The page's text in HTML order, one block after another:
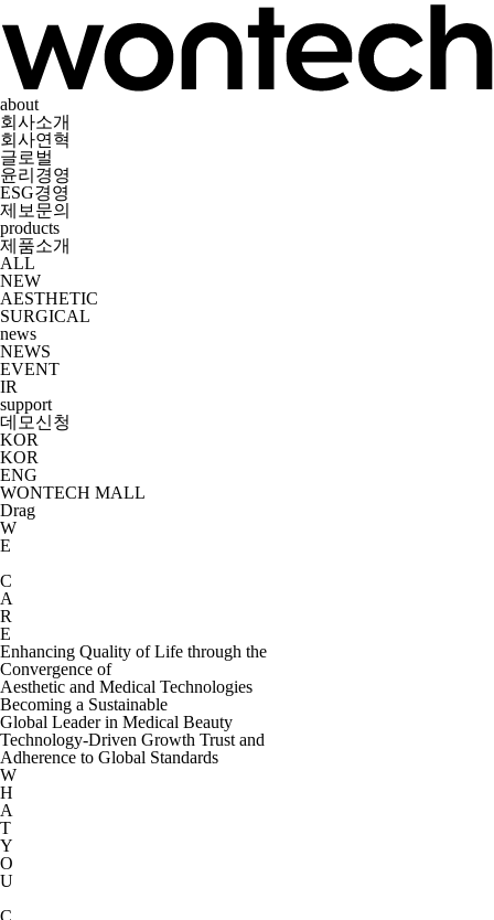
about
회사소개
회사연혁
글로벌
윤리경영
ESG경영
제보문의
products
제품소개
ALL
NEW
AESTHETIC
SURGICAL
news
NEWS
EVENT
IR
support
데모신청
KOR
KOR
ENG
WONTECH MALL
Drag
W
E
C
A
R
E
Enhancing Quality of Life through the
Convergence of
Aesthetic and Medical Technologies
Becoming a Sustainable
Global Leader in Medical Beauty
Technology-Driven Growth Trust and
Adherence to Global Standards
W
H
A
T
Y
O
U
C